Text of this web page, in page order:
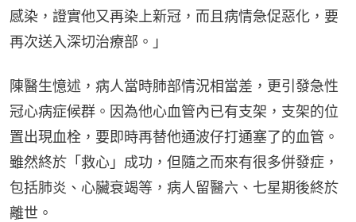
感染，證實他又再染上新冠，而且病情急促惡化，要
再次送入深切治療部。」
陳醫生憶述，病人當時肺部情況相當差，更引發急性
冠心病症候群。因為他心血管內已有支架，支架的位
置出現血栓，要即時再替他通波仔打通塞了的血管。
雖然終於「救心」成功，但隨之而來有很多併發症，
包括肺炎、心臟衰竭等，病人留醫六、七星期後終於
離世。